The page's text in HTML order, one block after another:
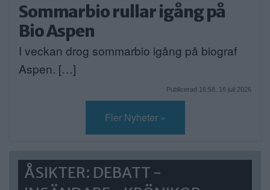
Sommarbio rullar igång på
Bio Aspen
I veckan drog sommarbio igång på biograf
Aspen. […]
Publicerad 16:58, 16 juli 2026
Fler Nyheter »
ÅSIKTER: DEBATT -